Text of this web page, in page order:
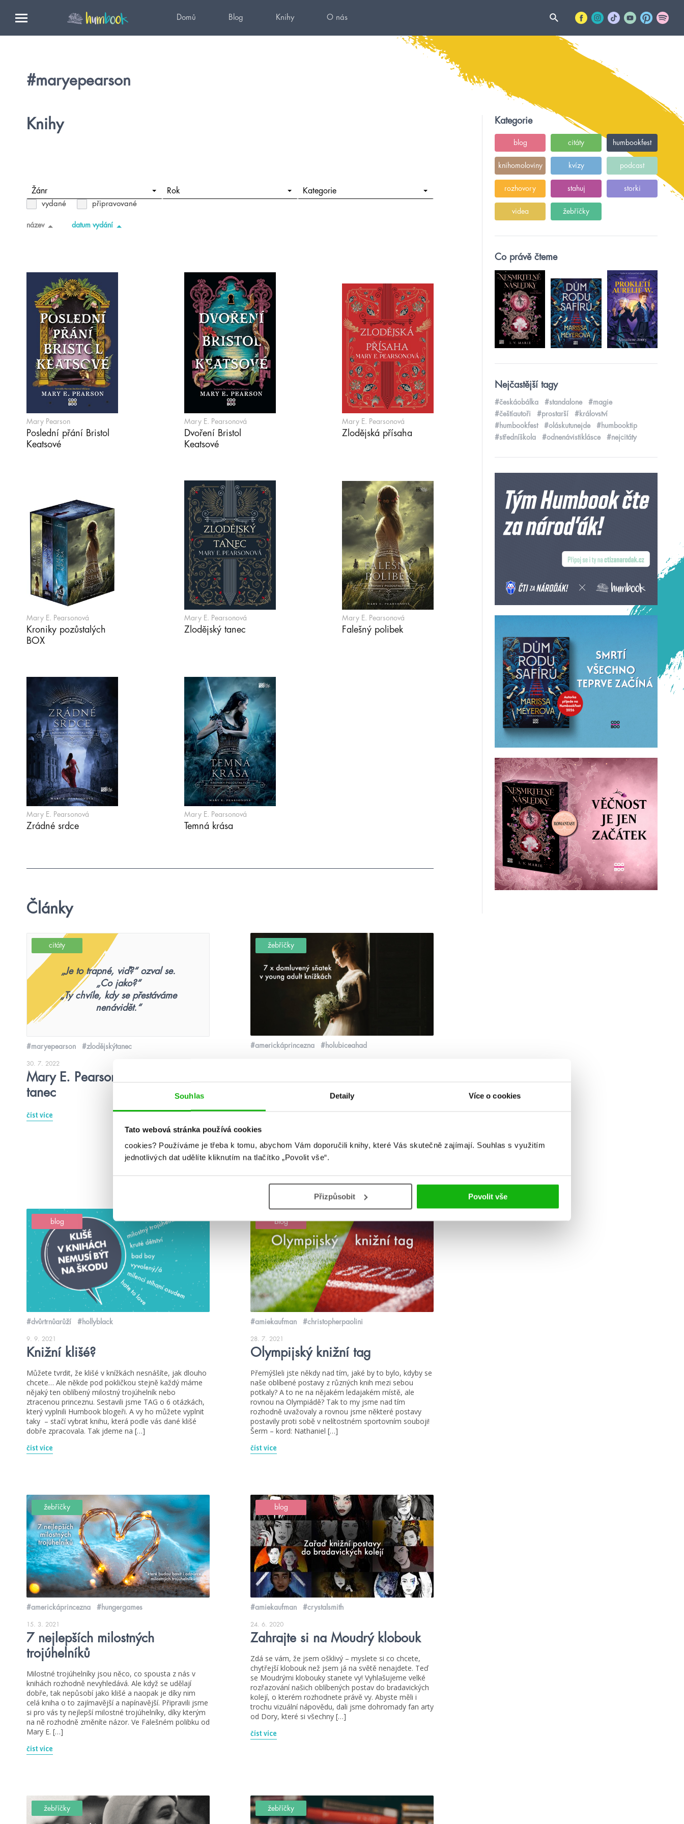
Souhlas Detaily Více o cookies
Tato webová stránka používá cookies
cookies? Používáme je třeba k tomu, abychom Vám doporučili knihy, které Vás skutečně zajímají. Souhlas s využitím
jednotlivých dat udělíte kliknutím na tlačítko „Povolit vše“.
Přizpůsobit Povolit vše
Domů Blog Knihy O nás
#maryepearson
Knihy
Žánr Rok Kategorie
vydané připravované
název datum vydání
Mary Pearson
Poslední přání Bristol
Keatsové
Mary E. Pearsonová
Dvoření Bristol
Keatsové
Mary E. Pearsonová
Zlodějská přísaha
Mary E. Pearsonová
Kroniky pozůstalých
BOX
Mary E. Pearsonová
Zlodějský tanec
Mary E. Pearsonová
Falešný polibek
Mary E. Pearsonová
Zrádné srdce
Mary E. Pearsonová
Temná krása
Články
citáty
„Je to trapné, viď?“ ozval se.
„Co jako?“
„Ty chvíle, kdy se přestáváme
nenávidět.“
#maryepearson #zlodějskýtanec
30. 7. 2022
Mary E. Pearson: Zlodějský
tanec
číst více
žebříčky
#americkáprincezna #holubiceahad
Má mě rád, nemá mě rád? Tak tuhle otázku si řada
oni do toho nemají co mluvit. Někteří jdou osudu
naproti a jiní proti němu bojují zuby nehty a rozhodují
se, že svůj život si budou řídit sami. […]
číst více
blog
#dvůrtrnůarůží #hollyblack
9. 9. 2021
Knižní klišé?
Můžete tvrdit, že klišé v knížkách nesnášíte, jak dlouho
chcete… Ale někde pod pokličkou stejně každý máme
nějaký ten oblíbený milostný trojúhelník nebo
ztracenou princeznu. Sestavili jsme TAG o 6 otázkách,
který vyplnili Humbook blogeři. A vy ho můžete vyplnit
taky – stačí vybrat knihu, která podle vás dané klišé
dobře zpracovala. Tak jdeme na […]
číst více
blog
#amiekaufman #christopherpaolini
28. 7. 2021
Olympijský knižní tag
Přemýšleli jste někdy nad tím, jaké by to bylo, kdyby se
naše oblíbené postavy z různých knih mezi sebou
potkaly? A to ne na nějakém ledajakém místě, ale
rovnou na Olympiádě? Tak to my jsme nad tím
rozhodně uvažovaly a rovnou jsme některé postavy
postavily proti sobě v nelítostném sportovním souboji!
Šerm – kord: Nathaniel […]
číst více
žebříčky
#americkáprincezna #hungergames
15. 3. 2021
7 nejlepších milostných
trojúhelníků
Milostné trojúhelníky jsou něco, co spousta z nás v
knihách rozhodně nevyhledává. Ale když se udělají
dobře, tak nepůsobí jako klišé a naopak je díky nim
celá kniha o to zajímavější a napínavější. Připravili jsme
si pro vás ty nejlepší milostné trojúhelníky, díky kterým
na ně rozhodně změníte názor. Ve Falešném polibku od
Mary E. […]
číst více
blog
#amiekaufman #crystalsmith
24. 6. 2020
Zahrajte si na Moudrý klobouk
Zdá se vám, že jsem ošklivý – myslete si co chcete,
chytřejší klobouk než jsem já na světě nenajdete. Teď
se Moudrými klobouky stanete vy! Vyhlašujeme velké
rozřazování našich oblíbených postav do bradavických
kolejí, o kterém rozhodnete právě vy. Abyste měli i
trochu vizuální nápovědu, dali jsme dohromady fan arty
od Dory, které si všechny […]
číst více
žebříčky žebříčky
Kategorie
blog citáty humbookfest
knihomoloviny kvízy podcast
rozhovory stahuj storki
videa žebříčky
Co právě čteme
Nejčastější tagy
#českáobálka #standalone
#magie
#češtíautoři
#prostarší
#království
#humbookfest
#oláskutunejde
#humbooktip
#středníškola
#odnenávistiklásce #nejcitáty